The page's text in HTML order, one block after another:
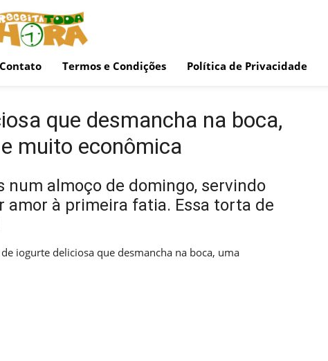
Contato Termos e Condições Política de Privacidade
que desmancha na boca,
muito econômica
num almoço de domingo, servindo
amor à primeira fatia. Essa torta de
iogurte deliciosa que desmancha na boca, uma